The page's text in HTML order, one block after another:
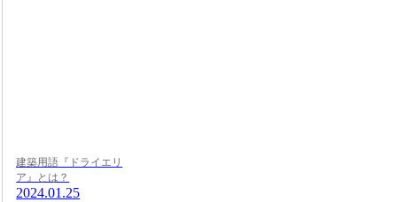
建築用語『ドライエリ
ア』とは？
2024.01.25